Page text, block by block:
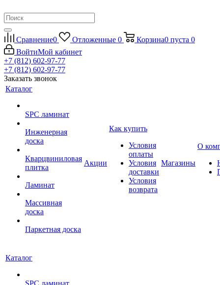
Сравнение0 Отложенные 0 Корзина0 пуста 0
ВойтиМой кабинет
+7 (812) 602-97-77
+7 (812) 602-97-77
Заказать звонок
Каталог
SPC ламинат
Инженерная
доска
Кварцвиниловая
плитка
Ламинат
Массивная
доска
Паркетная доска
Акции
Как купить
Условия
оплаты
Условия
доставки
Условия
возврата
Магазины
О
Каталог
SPC ламинат